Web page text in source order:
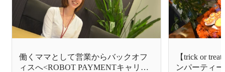
働くママとして営業からバックオフ
ィスへ<ROBOT PAYMENTキャリア
【trick or
ンパーティ